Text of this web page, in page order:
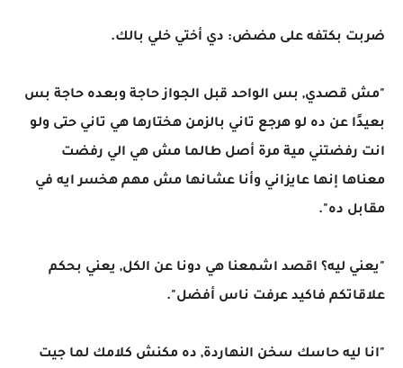
ضربت بكتفه على مضض: دي أختي خلي بالك.
"مش قصدي, بس الواحد قبل الجواز حاجة وبعده حاجة بس
بعيدًا عن ده لو هرجع تاني بالزمن هختارها هي تاني حتى ولو
انت رفضتني مية مرة أصل طالما مش هي الي رفضت
معناها إنها عايزاني وأنا عشانها مش مهم هخسر ايه في
مقابل ده".
"يعني ليه؟ اقصد اشمعنا هي دونا عن الكل, يعني بحكم
علاقاتكم فاكيد عرفت ناس أفضل".
"انا ليه حاسك سخن النهاردة, ده مكنش كلامك لما جيت